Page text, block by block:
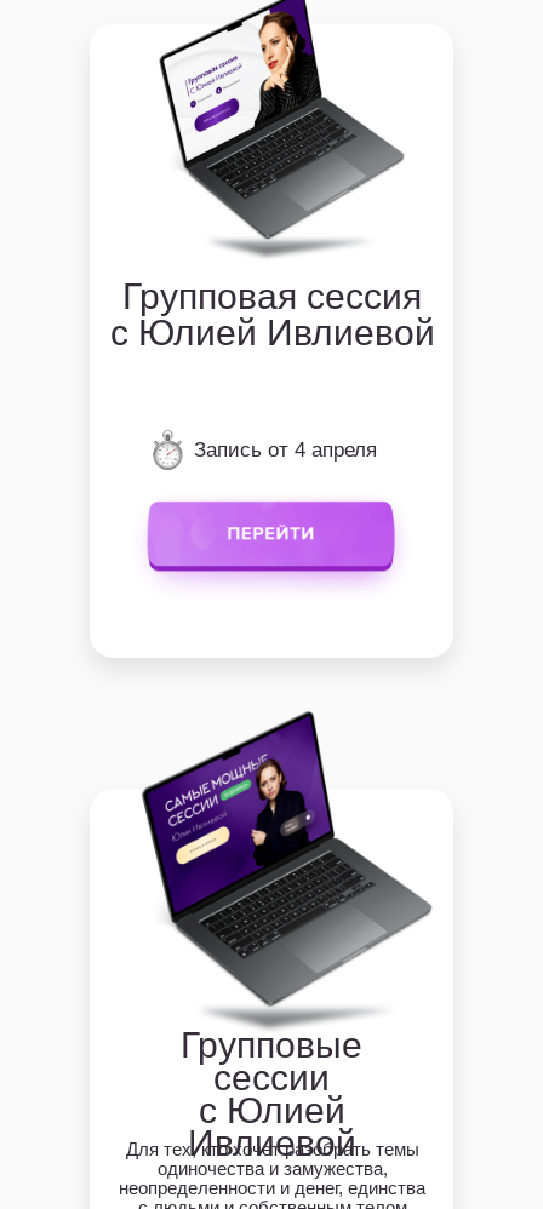
Запись от 4 апреля
Групповая сессия
с Юлией Ивлиевой
Групповые
сессии
с Юлией
Ивлиевой
Для тех, кто хочет разобрать темы
одиночества и замужества,
неопределенности и денег, единства